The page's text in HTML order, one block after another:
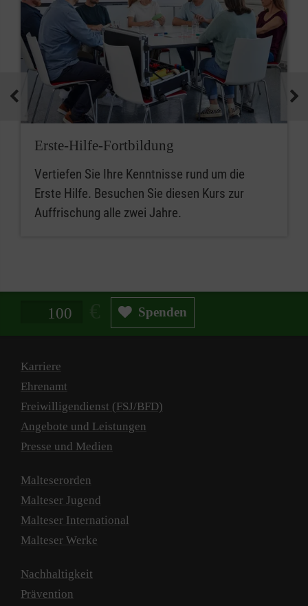
Erste-Hilfe-Fortbildung
Vertiefen Sie Ihre Kenntnisse rund um die
Erste Hilfe. Besuchen Sie diesen Kurs zur
Auffrischung alle zwei Jahre.
Spendenbetrag in Euro Spenden
Karriere
Ehrenamt
Freiwilligendienst (FSJ/BFD)
Angebote und Leistungen
Presse und Medien
Malteserorden
Malteser Jugend
Malteser International
Malteser Werke
Nachhaltigkeit
Prävention